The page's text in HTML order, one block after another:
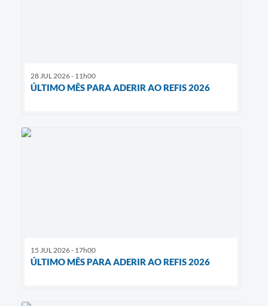
28 JUL 2026 - 11h00
ÚLTIMO MÊS PARA ADERIR AO REFIS 2026
15 JUL 2026 - 17h00
ÚLTIMO MÊS PARA ADERIR AO REFIS 2026